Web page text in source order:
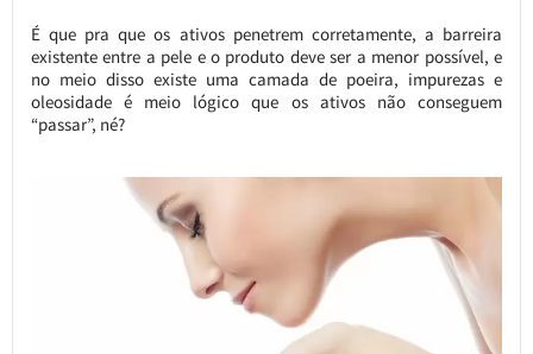
É que pra que os ativos penetrem corretamente, a barreira
existente entre a pele e o produto deve ser a menor possível, e
no meio disso existe uma camada de poeira, impurezas e
oleosidade é meio lógico que os ativos não conseguem
“passar”, né?